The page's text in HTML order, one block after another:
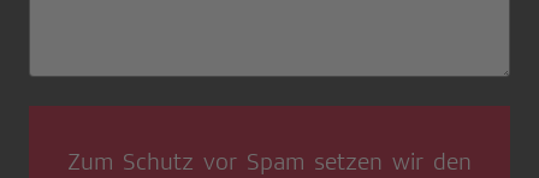
Zum Schutz vor Spam setzen wir den